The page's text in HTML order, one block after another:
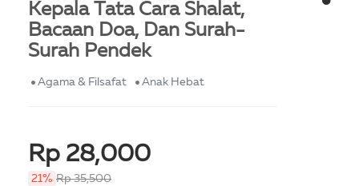
Kepala Tata Cara Shalat,
Bacaan Doa, Dan Surah-
Surah Pendek
Agama & Filsafat Anak Hebat
Rp 28,000
21% Rp 35,500